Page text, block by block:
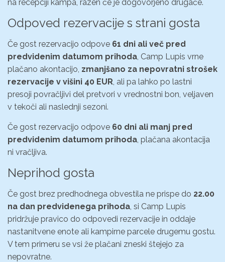
na recepciji kampa, razen če je dogovorjeno drugače.
Odpoved rezervacije s strani gosta
Če gost rezervacijo odpove 61 dni ali več pred
predvidenim datumom prihoda, Camp Lupis vrne
plačano akontacijo, zmanjšano za nepovratni strošek
rezervacije v višini 40 EUR, ali pa lahko po lastni
presoji povračljivi del pretvori v vrednostni bon, veljaven
v tekoči ali naslednji sezoni.
Če gost rezervacijo odpove 60 dni ali manj pred
predvidenim datumom prihoda, plačana akontacija
ni vračljiva.
Neprihod gosta
Če gost brez predhodnega obvestila ne prispe do 22.00
na dan predvidenega prihoda, si Camp Lupis
pridržuje pravico do odpovedi rezervacije in oddaje
nastanitvene enote ali kampirne parcele drugemu gostu.
V tem primeru se vsi že plačani zneski štejejo za
nepovratne.